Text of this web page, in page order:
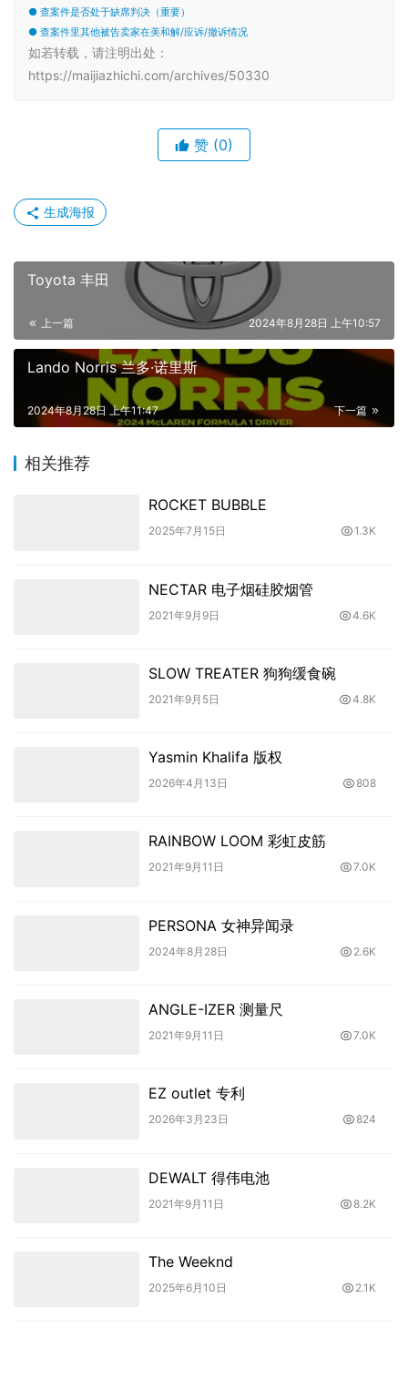
● 查案件是否处于缺席判决（重要）
● 查案件里其他被告卖家在美和解/应诉/撤诉情况
如若转载，请注明出处：
https://maijiazhichi.com/archives/50330
赞 (0)
生成海报
Toyota 丰田
上一篇 2024年8月28日 上午10:57
Lando Norris 兰多·诺里斯
下一篇
2024年8月28日 上午11:47
相关推荐
ROCKET BUBBLE
2025年7月15日 1.3K
NECTAR 电子烟硅胶烟管
2021年9月9日 4.6K
SLOW TREATER 狗狗缓食碗
2021年9月5日 4.8K
Yasmin Khalifa 版权
2026年4月13日 808
RAINBOW LOOM 彩虹皮筋
2021年9月11日 7.0K
PERSONA 女神异闻录
2024年8月28日 2.6K
ANGLE-IZER 测量尺
2021年9月11日 7.0K
EZ outlet 专利
2026年3月23日 824
DEWALT 得伟电池
2021年9月11日 8.2K
The Weeknd
2025年6月10日 2.1K